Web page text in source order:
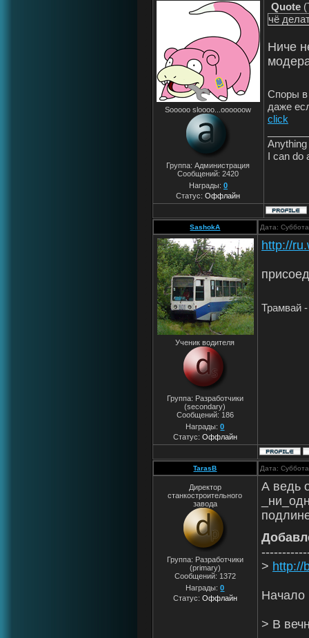
Sooooo sloooo...oooooow
Группа: Администрация
Сообщений:2420
Награды: 0
Статус:Оффлайн
Quote (
чё
Ниче
Споры в
даже
click
I can do
SashokA Дата:
Ученик водителя
Группа: Разработчики
(secondary)
Сообщений: 186
Награды:0
Статус: Оффлайн
http://
Трамвай -
TarasB Дата:
Директор
станкостроительного
завода
Группа: Разработчики
(primary)
Сообщений: 1372
Награды:0
Статус: Оффлайн
А ведь
> http://
Начало
> В